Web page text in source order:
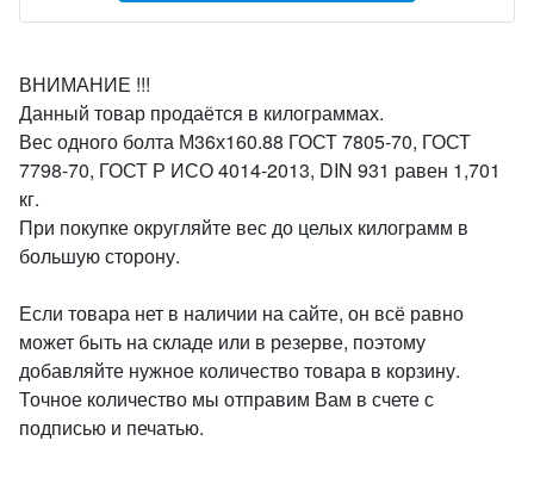
ВНИМАНИЕ !!!
Данный товар продаётся в килограммах.
Вес одного болта М36х160.88 ГОСТ 7805-70, ГОСТ
7798-70, ГОСТ Р ИСО 4014-2013, DIN 931 равен 1,701
кг.
При покупке округляйте вес до целых килограмм в
большую сторону.
Если товара нет в наличии на сайте, он всё равно
может быть на складе или в резерве, поэтому
добавляйте нужное количество товара в корзину.
Точное количество мы отправим Вам в счете с
подписью и печатью.